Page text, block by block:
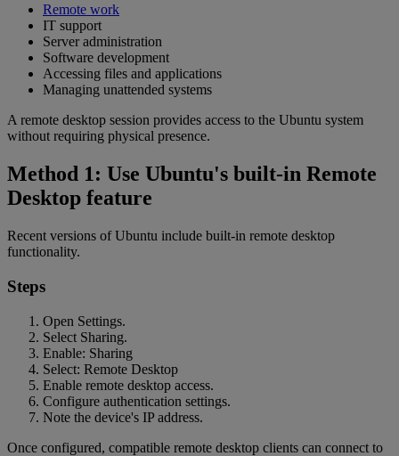
Remote work
IT support
Server administration
Software development
Accessing files and applications
Managing unattended systems
A remote desktop session provides access to the Ubuntu system
without requiring physical presence.
Method 1: Use Ubuntu's built-in Remote
Desktop feature
Recent versions of Ubuntu include built-in remote desktop
functionality.
Steps
Open Settings.
Select Sharing.
Enable: Sharing
Select: Remote Desktop
Enable remote desktop access.
Configure authentication settings.
Note the device's IP address.
Once configured, compatible remote desktop clients can connect to